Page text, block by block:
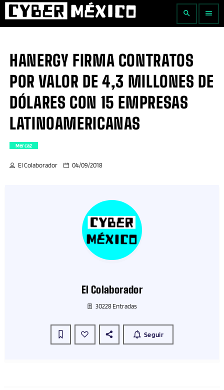
search menu
HANERGY FIRMA CONTRATOS
POR VALOR DE 4,3 MILLONES DE
DÓLARES CON 15 EMPRESAS
LATINOAMERICANAS
Merca2
El Colaborador 04/09/2018
El Colaborador
30228 Entradas
Seguir